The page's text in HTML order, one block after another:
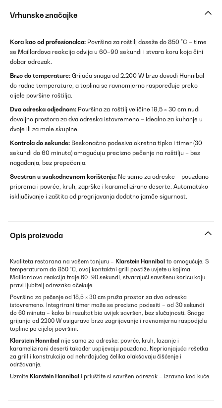
Vrhunske značajke
Kora kao od profesionalca: Površina za roštilj doseže do 850 °C – time
se Maillardova reakcija odvija u 60–90 sekundi i stvara koru koja čini
dobar odrezak.
Brzo do temperature: Grijaća snaga od 2.200 W brzo dovodi Hannibal
do radne temperature, a toplina se ravnomjerno raspoređuje preko
cijele površine roštilja.
Dva odreska odjednom: Površina za roštilj veličine 18,5 × 30 cm nudi
dovoljno prostora za dva odreska istovremeno – idealno za kuhanje u
dvoje ili za male skupine.
Kontrola do sekunde: Beskonačno podesiva okretna tipka i timer (30
sekundi do 60 minuta) omogućuju precizno pečenje na roštilju – bez
nagađanja, bez prepečenja.
Svestran u svakodnevnom korištenju: Ne samo za odreske – pouzdano
priprema i povrće, kruh, zaprške i karamelizirane deserte. Automatsko
isključivanje i zaštita od pregrijavanja dodatno jamče sigurnost.
Opis proizvoda
Kvaliteta restorana na vašem tanjuru – Klarstein Hannibal to omogućuje. S
temperaturom do 850 °C, ovaj kontaktni grill postiže uvjete u kojima
Maillardova reakcija traje 60–90 sekundi, stvarajući savršenu koricu koju
pravi ljubitelj odrezaka očekuje.
Površina za pečenje od 18,5 × 30 cm pruža prostor za dva odreska
istovremeno. Integrirani timer može se precizno podesiti – od 30 sekundi
do 60 minuta – kako bi rezultat bio uvijek savršen, bez slučajnosti. Snaga
grijanja od 2200 W osigurava brzo zagrijavanje i ravnomjernu raspodjelu
topline po cijeloj površini.
Klarstein Hannibal nije samo za odreske: povrće, kruh, lazanje i
karamelizirani deserti također uspijevaju pouzdano. Neprianjajuća rešetka
za grill i konstrukcija od nehrđajućeg čelika olakšavaju čišćenje i
održavanje.
Uzmite Klarstein Hannibal i priuštite si savršen odrezak – izravno kod kuće.